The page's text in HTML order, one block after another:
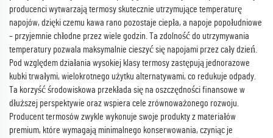
producenci wytwarzają termosy skutecznie utrzymujące temperaturę
napojów, dzięki czemu kawa rano pozostaje ciepła, a napoje popołudniowe
– przyjemnie chłodne przez wiele godzin. Ta zdolność do utrzymywania
temperatury pozwala maksymalnie cieszyć się napojami przez cały dzień.
Pod względem działania wysokiej klasy termosy zastępują jednorazowe
kubki trwałymi, wielokrotnego użytku alternatywami, co redukuje odpady.
Ta korzyść środowiskowa przekłada się na oszczędności finansowe w
dłuższej perspektywie oraz wspiera cele zrównoważonego rozwoju.
Producent termosów zwykle wykonuje swoje produkty z materiałów
premium, które wymagają minimalnego konserwowania, czyniąc je